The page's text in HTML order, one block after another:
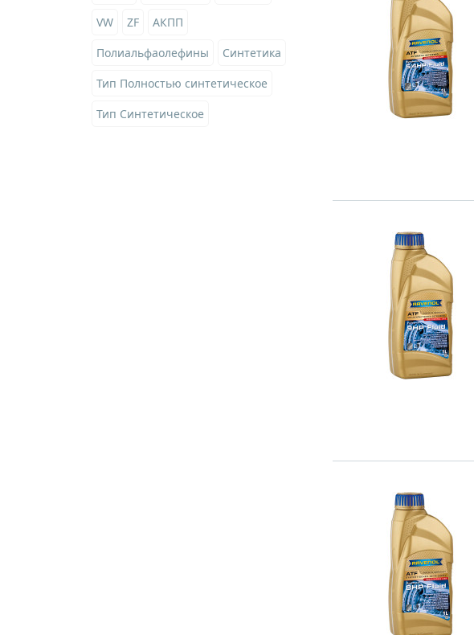
VW
ZF
АКПП
Полиальфаолефины
Синтетика
Тип Полностью синтетическое
Тип Синтетическое